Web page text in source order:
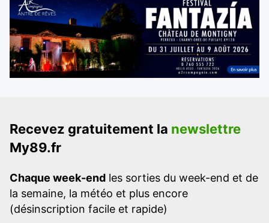
Recevez gratuitement la newslettre
My89.fr
Chaque week-end les sorties du week-end et de
la semaine, la météo et plus encore
(désinscription facile et rapide)